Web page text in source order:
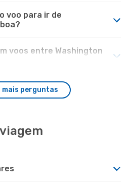
voo para ir de
voos entre Washington
mais perguntas